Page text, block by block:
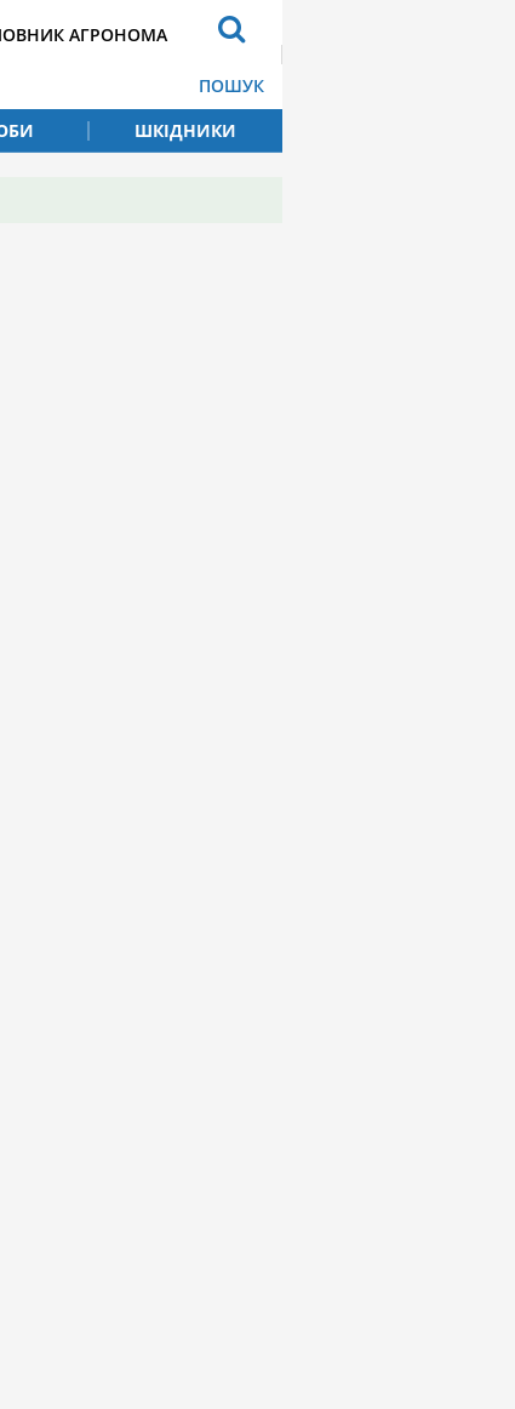
АГРОНОМА
ПОШУК
ШКІДНИКИ